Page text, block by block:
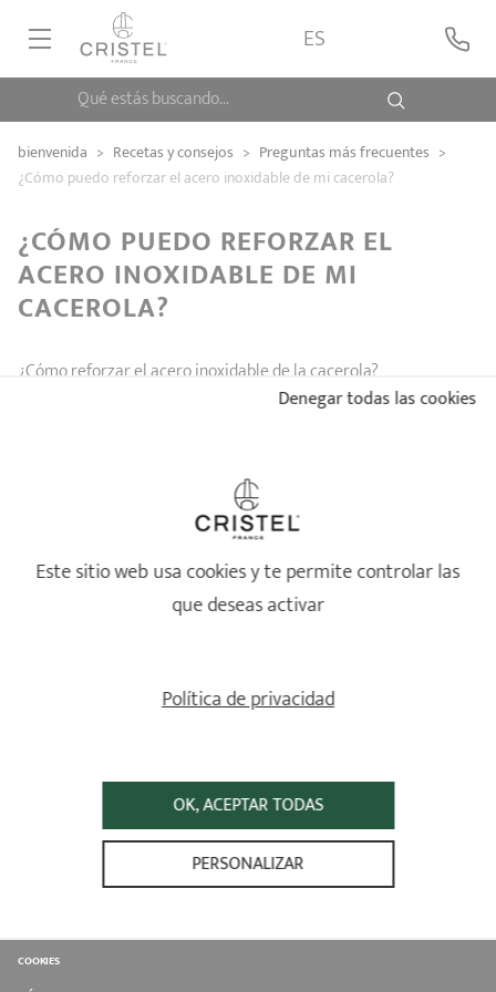
Qué estás buscando...
ES
CASA CRISTEL
COLECCIONES
CONTACTO
bienvenida > Recetas y consejos > Preguntas más frecuentes >
¿Cómo puedo reforzar el acero inoxidable de mi cacerola?
¿CÓMO PUEDO REFORZAR EL
ACERO INOXIDABLE DE MI
CACEROLA?
¿Cómo reforzar el acero inoxidable de la cacerola?
Mi artículo de acero inoxidable ha perdido
adherencia, ¿qué debo hacer?
CONSEILS D'UTILISATION
COOKIES
Este sitio web usa cookies y te permite controlar las
que deseas activar
OK, ACEPTAR TODAS
Denegar todas las cookies
PERSONALIZAR
Política de privacidad